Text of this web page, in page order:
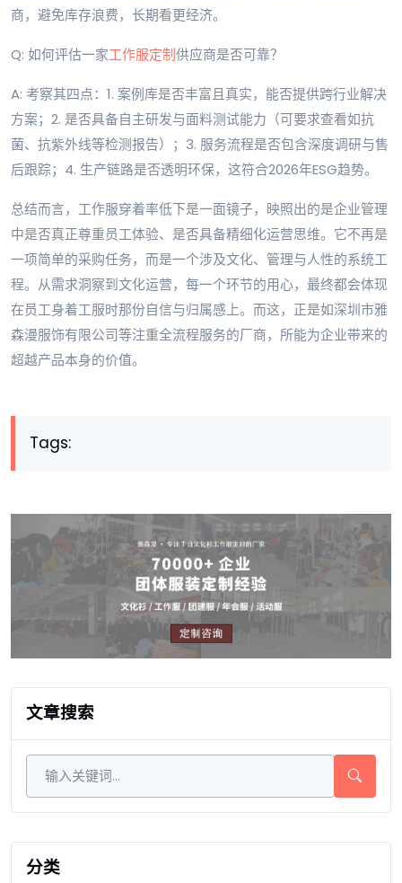
商，避免库存浪费，长期看更经济。
Q: 如何评估一家工作服定制供应商是否可靠？
A: 考察其四点：1. 案例库是否丰富且真实，能否提供跨行业解决
方案；2. 是否具备自主研发与面料测试能力（可要求查看如抗
菌、抗紫外线等检测报告）；3. 服务流程是否包含深度调研与售
后跟踪；4. 生产链路是否透明环保，这符合2026年ESG趋势。
总结而言，工作服穿着率低下是一面镜子，映照出的是企业管理
中是否真正尊重员工体验、是否具备精细化运营思维。它不再是
一项简单的采购任务，而是一个涉及文化、管理与人性的系统工
程。从需求洞察到文化运营，每一个环节的用心，最终都会体现
在员工身着工服时那份自信与归属感上。而这，正是如深圳市雅
森漫服饰有限公司等注重全流程服务的厂商，所能为企业带来的
超越产品本身的价值。
Tags:
文章搜索
分类